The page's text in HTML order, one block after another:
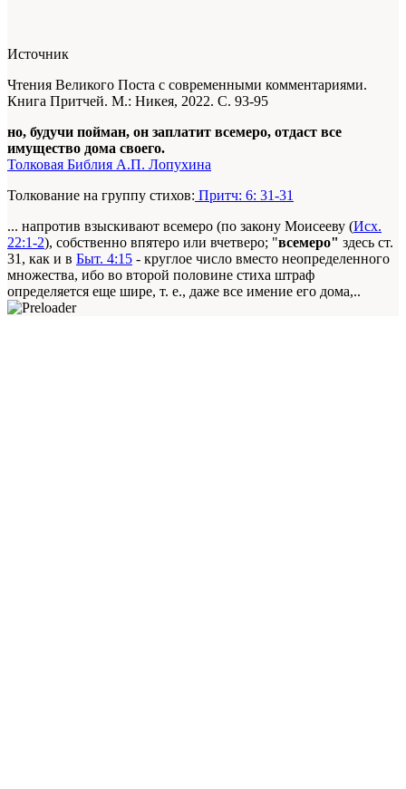
Источник
Чтения Великого Поста с современными комментариями.
Книга Притчей. М.: Никея, 2022. С. 93-95
но, будучи пойман, он заплатит всемеро, отдаст все
имущество дома своего.
Толковая Библия А.П. Лопухина
Толкование на группу стихов: Притч: 6: 31-31
... напротив взыскивают всемеро (по закону Моисееву (Исх.
22:1-2), собственно впятеро или вчетверо; "всемеро" здесь ст.
31, как и в Быт. 4:15 - круглое число вместо неопределенного
множества, ибо во второй половине стиха штраф
определяется еще шире, т. е., даже все имение его дома,..